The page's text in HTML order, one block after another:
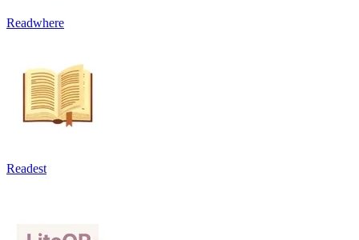
Readwhere
Readest